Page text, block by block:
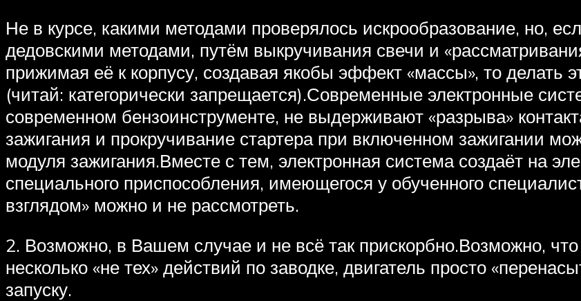
Не в курсе, какими методами проверялось искрообразование, но,
дедовскими методами, путём выкручивания свечи и
прижимая её к корпусу, создавая якобы эффект «массы», то делать
(читай: категорически запрещается).Современные электронные
современном бензоинструменте, не выдерживают «разрыва»
зажигания и прокручивание стартера при включенном зажигании
модуля зажигания.Вместе с тем, электронная система создаёт на
специального приспособления, имеющегося у обученного
взглядом» можно и не рассмотреть.
2. Возможно, в Вашем случае и не всё так прискорбно.Возможно,
несколько «не тех» действий по заводке, двигатель просто
запуску.